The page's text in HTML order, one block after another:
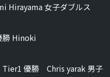
女子ダブルス
Hinoki
優勝 Chris yarak 男子